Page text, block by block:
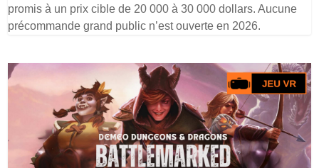
promis à un prix cible de 20 000 à 30 000 dollars. Aucune
précommande grand public n’est ouverte en 2026.